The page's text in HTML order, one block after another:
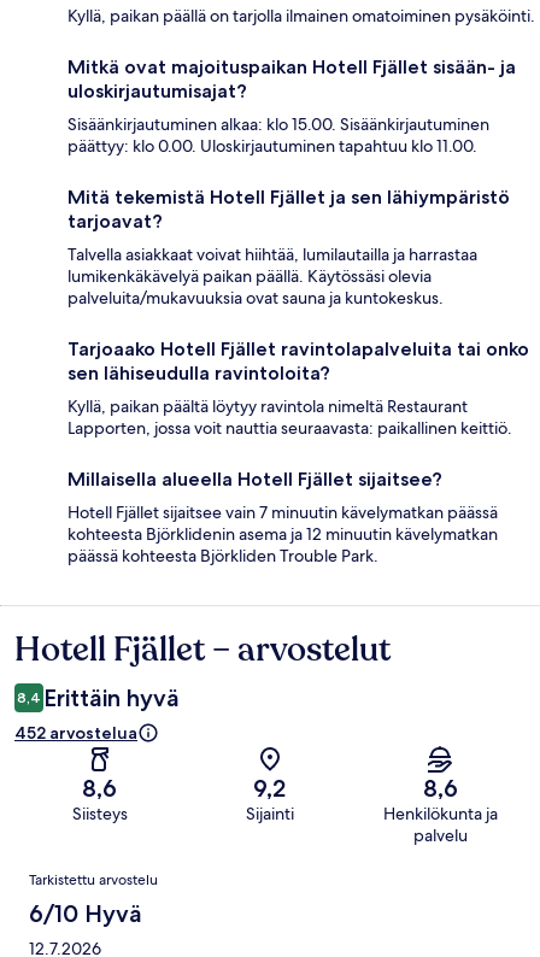
Kyllä, paikan päällä on tarjolla ilmainen omatoiminen pysäköinti.
Mitkä ovat majoituspaikan Hotell Fjället sisään- ja
uloskirjautumisajat?
Sisäänkirjautuminen alkaa: klo 15.00. Sisäänkirjautuminen
päättyy: klo 0.00. Uloskirjautuminen tapahtuu klo 11.00.
Mitä tekemistä Hotell Fjället ja sen lähiympäristö
tarjoavat?
Talvella asiakkaat voivat hiihtää, lumilautailla ja harrastaa
lumikenkäkävelyä paikan päällä. Käytössäsi olevia
palveluita/mukavuuksia ovat sauna ja kuntokeskus.
Tarjoaako Hotell Fjället ravintolapalveluita tai onko
sen lähiseudulla ravintoloita?
Kyllä, paikan päältä löytyy ravintola nimeltä Restaurant
Lapporten, jossa voit nauttia seuraavasta: paikallinen keittiö.
Millaisella alueella Hotell Fjället sijaitsee?
Hotell Fjället sijaitsee vain 7 minuutin kävelymatkan päässä
kohteesta Björklidenin asema ja 12 minuutin kävelymatkan
päässä kohteesta Björkliden Trouble Park.
Arvostelut
Hotell Fjället – arvostelut
8,4 Erittäin hyvä
452 arvostelua
8,6
Siisteys
9,2
Sijainti
8,6
Henkilökunta ja
palvelu
Arvostelut
Tarkistettu arvostelu
6/10 Hyvä
12.7.2026